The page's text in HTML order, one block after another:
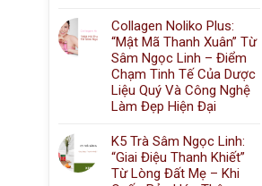
Collagen Noliko Plus:
“Mật Mã Thanh Xuân” Từ
Sâm Ngọc Linh – Điểm
Chạm Tinh Tế Của Dược
Liệu Quý Và Công Nghệ
Làm Đẹp Hiện Đại
K5 Trà Sâm Ngọc Linh:
“Giai Điệu Thanh Khiết”
Từ Lòng Đất Mẹ – Khi